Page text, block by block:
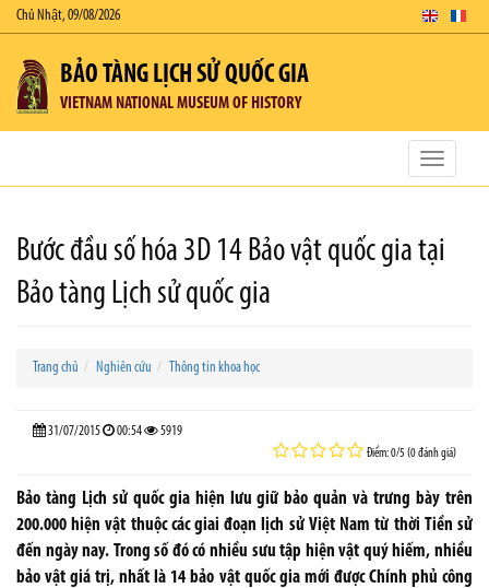
Chủ Nhật, 09/08/2026
BẢO TÀNG LỊCH SỬ QUỐC GIA
VIETNAM NATIONAL MUSEUM OF HISTORY
Toggle
Bước đầu số hóa 3D 14 Bảo vật quốc gia tại
Bảo tàng Lịch sử quốc gia
Trang chủ Nghiên cứu Thông tin khoa học
31/07/2015 00:54 5919
Điểm: 0/5 (0 đánh giá)
Bảo tàng Lịch sử quốc gia hiện lưu giữ bảo quản và trưng bày trên
200.000 hiện vật thuộc các giai đoạn lịch sử Việt Nam từ thời Tiền sử
đến ngày nay. Trong số đó có nhiều sưu tập hiện vật quý hiếm, nhiều
bảo vật giá trị, nhất là 14 bảo vật quốc gia mới được Chính phủ công